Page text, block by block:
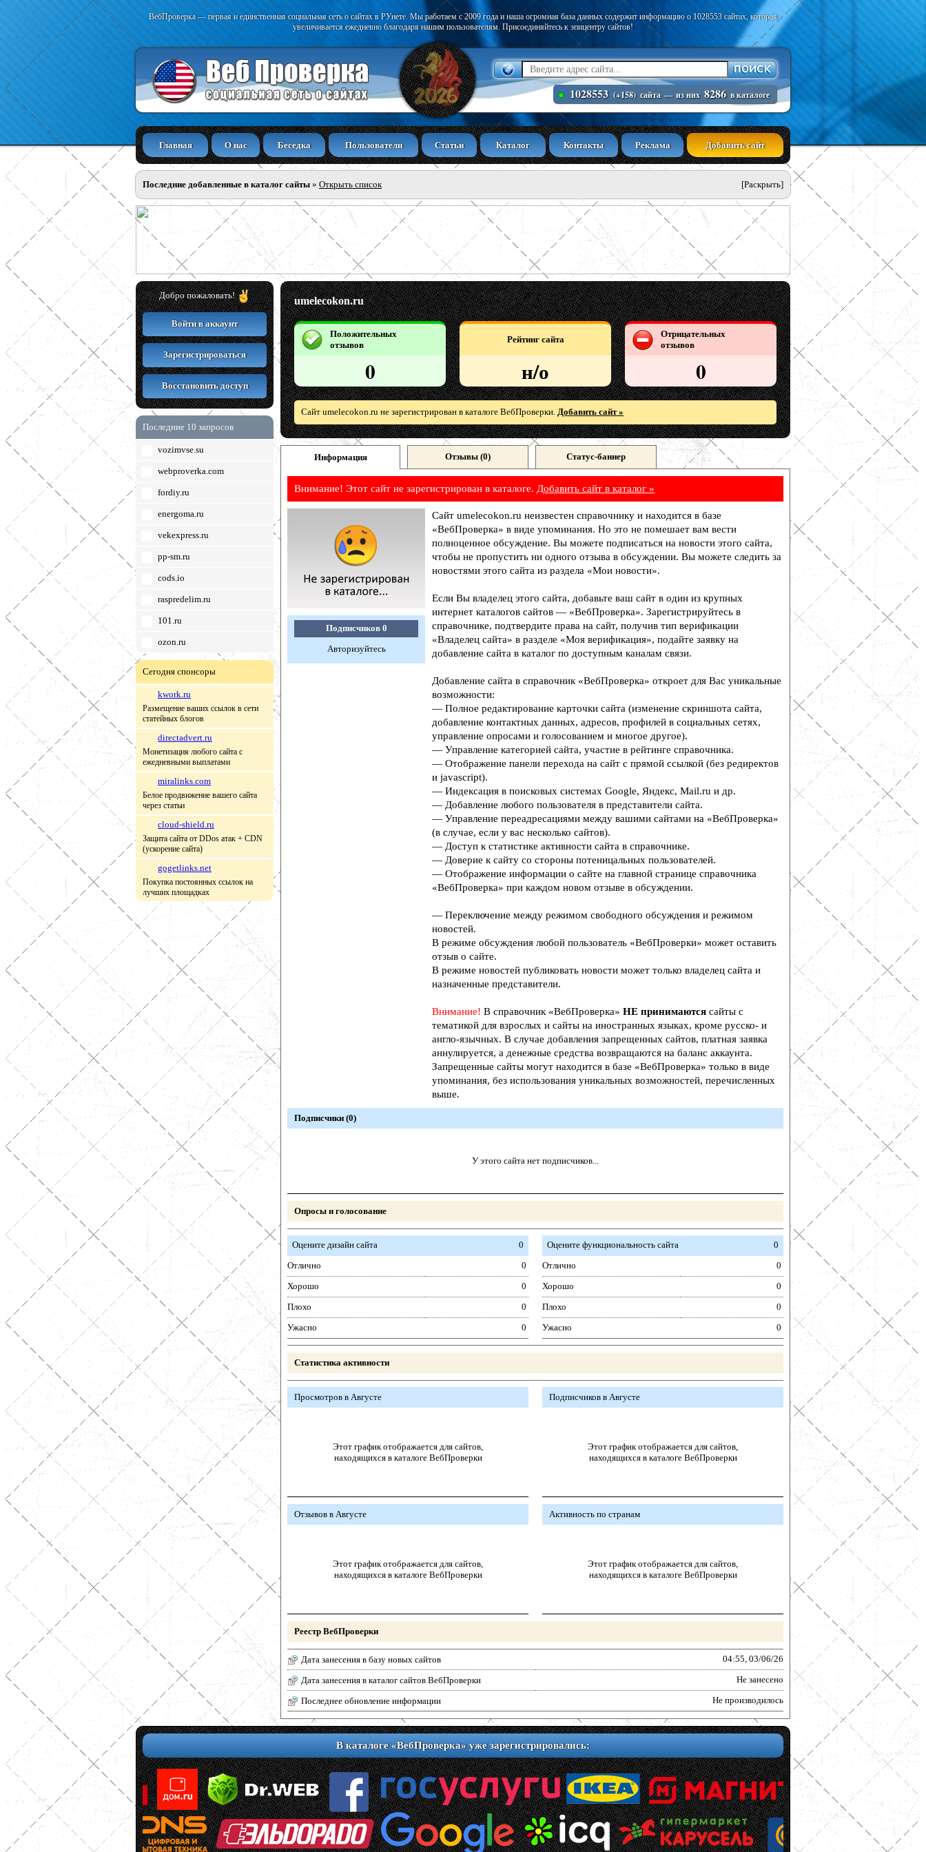
ВебПроверка — первая и единственная социальная сеть о сайтах в РУнете. Мы работаем с 2009 года и наша огромная база данных содержит информацию о 1028553 сайтах, которая
увеличивается ежедневно благодаря нашим пользователям. Присоединяйтесь к эпицентру сайтов!
1028553 (+158) сайта — из них 8286 в каталоге
Главная О нас Беседка Пользователи Статьи Каталог Контакты Реклама Добавить сайт
Последние добавленные в каталог сайты » Открыть список [Раскрыть]
Добро пожаловать!
Войти в аккаунт
Зарегистрироваться
Восстановить доступ
Последние 10 запросов
vozimvse.su
webproverka.com
fordiy.ru
energoma.ru
vekexpress.ru
pp-sm.ru
cods.io
raspredelim.ru
101.ru
ozon.ru
Сегодня спонсоры
kwork.ru
Размещение ваших ссылок в сети
статейных блогов
directadvert.ru
Монетизация любого сайта с
ежедневными выплатами
miralinks.com
Белое продвижение вашего сайта
через статьи
cloud-shield.ru
Защита сайта от DDos атак + CDN
(ускорение сайта)
gogetlinks.net
Покупка постоянных ссылок на
лучших площадках
umelecokon.ru
Положительных
отзывов
0
Рейтинг сайта
н/о
Отрицательных
отзывов
0
Сайт umelecokon.ru не зарегистрирован в каталоге ВебПроверки. Добавить сайт »
Информация Отзывы (0) Статус-баннер
Внимание! Этот сайт не зарегистрирован в каталоге. Добавить сайт в каталог »
Подписчиков 0
Авторизуйтесь
Сайт umelecokon.ru неизвестен справочнику и находится в базе
«ВебПроверка» в виде упоминания. Но это не помешает вам вести
полноценное обсуждение. Вы можете подписаться на новости этого сайта,
чтобы не пропустить ни одного отзыва в обсуждении. Вы можете следить за
новостями этого сайта из раздела «Мои новости».
Если Вы владелец этого сайта, добавьте ваш сайт в один из крупных
интернет каталогов сайтов — «ВебПроверка». Зарегистрируйтесь в
справочнике, подтвердите права на сайт, получив тип верификации
«Владелец сайта» в разделе «Моя верификация», подайте заявку на
добавление сайта в каталог по доступным каналам связи.
Добавление сайта в справочник «ВебПроверка» откроет для Вас уникальные
возможности:
— Полное редактирование карточки сайта (изменение скриншота сайта,
добавление контактных данных, адресов, профилей в социальных сетях,
управление опросами и голосованием и многое другое).
— Управление категорией сайта, участие в рейтинге справочника.
— Отображение панели перехода на сайт с прямой ссылкой (без редиректов
и javascript).
— Индексация в поисковых системах Google, Яндекс, Mail.ru и др.
— Добавление любого пользователя в представители сайта.
— Управление переадресациями между вашими сайтами на «ВебПроверка»
(в случае, если у вас несколько сайтов).
— Доступ к статистике активности сайта в справочнике.
— Доверие к сайту со стороны потеницальных пользователей.
— Отображение информации о сайте на главной странице справочника
«ВебПроверка» при каждом новом отзыве в обсуждении.
— Переключение между режимом свободного обсуждения и режимом
новостей.
В режиме обсуждения любой пользователь «ВебПроверки» может оставить
отзыв о сайте.
В режиме новостей публиковать новости может только владелец сайта и
назначенные представители.
Внимание! В справочник «ВебПроверка» НЕ принимаются сайты с
тематикой для взрослых и сайты на иностранных языках, кроме русско- и
англо-язычных. В случае добавления запрещенных сайтов, платная заявка
аннулируется, а денежные средства возвращаются на баланс аккаунта.
Запрещенные сайты могут находится в базе «ВебПроверка» только в виде
упоминания, без использования уникальных возможностей, перечисленных
выше.
Подписчики (0)
У этого сайта нет подписчиков...
Опросы и голосование
Оцените дизайн сайта
0
Отлично
0
Хорошо
0
Плохо
0
Ужасно
0
Оцените функциональность сайта
0
Отлично
0
Хорошо
0
Плохо
0
Ужасно
0
Статистика активности
Просмотров в Августе
Этот график отображается для сайтов,
находящихся в каталоге ВебПроверки
Подписчиков в Августе
Этот график отображается для сайтов,
находящихся в каталоге ВебПроверки
Отзывов в Августе
Этот график отображается для сайтов,
находящихся в каталоге ВебПроверки
Активность по странам
Этот график отображается для сайтов,
находящихся в каталоге ВебПроверки
Реестр ВебПроверки
Дата занесения в базу новых сайтов 04:55, 03/06/26
Дата занесения в каталог сайтов ВебПроверки Не занесено
Последнее обновление информации Не производилось
В каталоге «ВебПроверка» уже зарегистрировались: